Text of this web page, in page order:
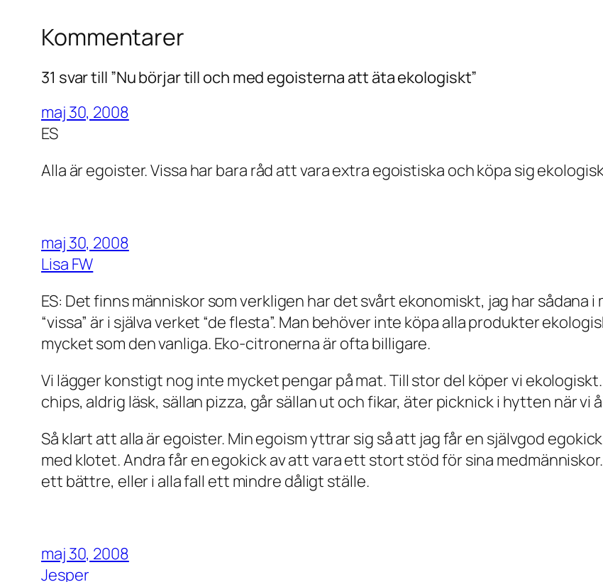
Kommentarer
31 svar till ”Nu börjar till och med egoisterna att äta ekologiskt”
maj 30, 2008
ES
Alla är egoister. Vissa har bara råd att vara extra egoistiska och köpa sig
maj 30, 2008
Lisa FW
ES: Det finns människor som verkligen har det svårt ekonomiskt, jag har sådana
“vissa” är i själva verket “de flesta”. Man behöver inte köpa alla produkter
mycket som den vanliga. Eko-citronerna är ofta billigare.
Vi lägger konstigt nog inte mycket pengar på mat. Till stor del köper vi
chips, aldrig läsk, sällan pizza, går sällan ut och fikar, äter picknick i hytten när vi
Så klart att alla är egoister. Min egoism yttrar sig så att jag får en självgod
med klotet. Andra får en egokick av att vara ett stort stöd för sina
ett bättre, eller i alla fall ett mindre dåligt ställe.
maj 30, 2008
Jesper